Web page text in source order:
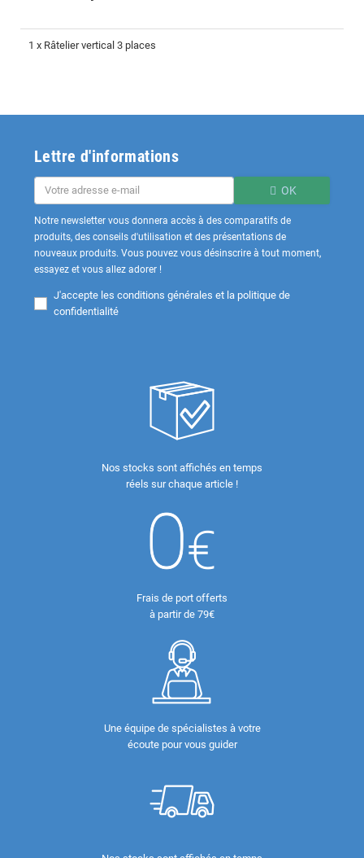
1 x Râtelier vertical 3 places
Lettre d'informations
OK
Notre newsletter vous donnera accès à des comparatifs de
produits, des conseils d'utilisation et des présentations de
nouveaux produits. Vous pouvez vous désinscrire à tout moment,
essayez et vous allez adorer !
J'accepte les conditions générales et la politique de
confidentialité
Nos stocks sont affichés en temps
réels sur chaque article !
Frais de port offerts
à partir de 79€
Une équipe de spécialistes à votre
écoute pour vous guider